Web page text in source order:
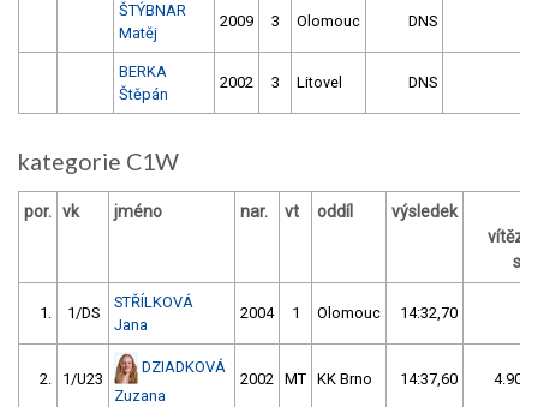
ŠTÝBNAR
Matěj
2009 3 Olomouc DNS
BERKA
Štěpán
2002 3 Litovel DNS
kategorie C1W
por. vk jméno nar. vt oddíl výsledek
s /
1. 1/DS
STŘÍLKOVÁ
Jana
2004 1 Olomouc 14:32,70
2. 1/U23
DZIADKOVÁ
Zuzana
2002 MT KK Brno 14:37,60 4.90/